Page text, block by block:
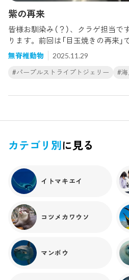
紫の再来
皆様お馴染み（？）、クラゲ担当
ります。前回は「目玉焼きの再来
て、目玉焼きクラゲこと「チチュウ
ところ比較的安定して育成させる
長〜。さて、今回の再来はこちら
トライプトジェリー」という名前
ラゲ、海遊館がクラゲ飼育を開始
エフィラ（赤ちゃんクラゲ）を出し
から出てすぐのエフィラたちこの
餌用クラゲの量を増やしてみる...
イチでした。なんやねん君ら。「
ポリプが古いためか、全くうまく
日が経っていきました。 それから
ルストライプトジェリーを継続し
方が海遊館を訪れたこと、そして
させていただいき、私と若手で質
プル育成は急展開を迎えます。色
力的な給餌が必要」とのことでし
無脊椎動物 2025.11.29
#パープルストライプトジェリー #
カテゴリ別に見る
イトマキエイ
コツメカワウソ
マンボウ